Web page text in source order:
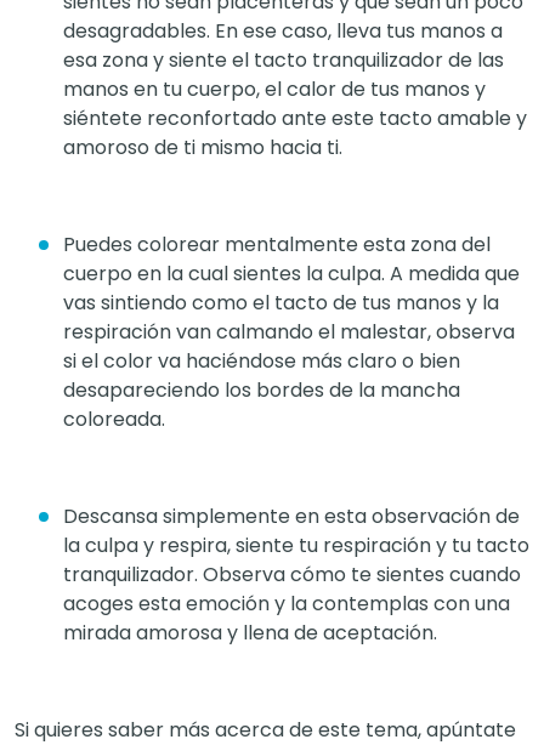
desagradables. En ese caso, lleva tus manos a
esa zona y siente el tacto tranquilizador de las
manos en tu cuerpo, el calor de tus manos y
siéntete reconfortado ante este tacto amable y
amoroso de ti mismo hacia ti.
Puedes colorear mentalmente esta zona del
cuerpo en la cual sientes la culpa. A medida que
vas sintiendo como el tacto de tus manos y la
respiración van calmando el malestar, observa
si el color va haciéndose más claro o bien
desapareciendo los bordes de la mancha
coloreada.
Descansa simplemente en esta observación de
la culpa y respira, siente tu respiración y tu tacto
tranquilizador. Observa cómo te sientes cuando
acoges esta emoción y la contemplas con una
mirada amorosa y llena de aceptación.
Si quieres saber más acerca de este tema, apúntate